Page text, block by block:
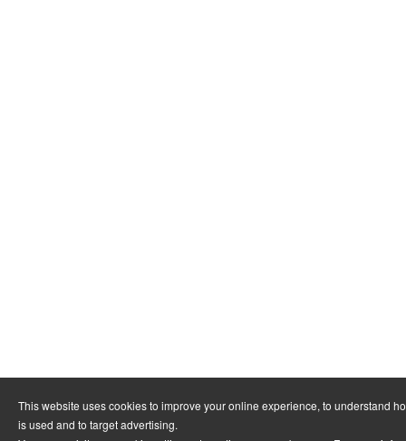
This website uses cookies to improve your online experience, to understand
is used and to target advertising.